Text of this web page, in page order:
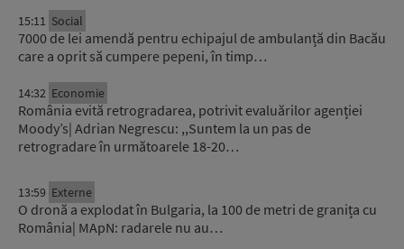
15:11 Social
7000 de lei amendă pentru echipajul de ambulanță din Bacău
care a oprit să cumpere pepeni, în timp…
14:32 Economie
România evită retrogradarea, potrivit evaluărilor agenției
Moody’s| Adrian Negrescu: ,,Suntem la un pas de
retrogradare în următoarele 18-20…
13:59 Externe
O dronă a explodat în Bulgaria, la 100 de metri de granița cu
România| MApN: radarele nu au…